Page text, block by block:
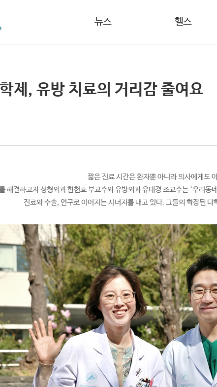
뉴스 헬스
제, 유방 치료의 거리감 줄여요
짧은 진료 시간은 환자뿐 아니라 의사에게도
해결하고자 성형외과 한현호 부교수와 유방외과 유태경 조교수는 ‘우리
진료와 수술, 연구로 이어지는 시너지를 내고 있다. 그들의 확장된